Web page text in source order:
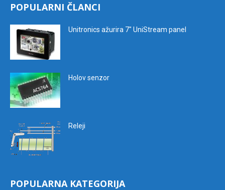
POPULARNI ČLANCI
Unitronics ažurira 7″ UniStream panel
Holov senzor
Releji
POPULARNA KATEGORIJA